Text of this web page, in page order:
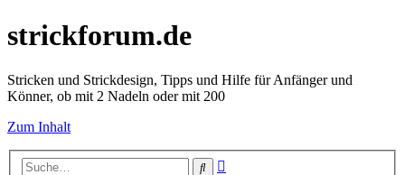
strickforum.de
Stricken und Strickdesign, Tipps und Hilfe für Anfänger und
Könner, ob mit 2 Nadeln oder mit 200
Zum Inhalt
Suche